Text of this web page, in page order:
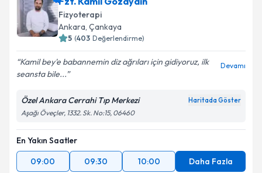
Fizyoterapi
Ankara, Çankaya
5 (403 Değerlendirme)
Kamil bey'e babannemin diz ağrıları için gidiyoruz, ilk
seansta bile...
Devamı
Özel Ankara Cerrahi Tıp Merkezi Haritada Göster
Aşağı Öveçler, 1332. Sk. No:15, 06460
En Yakın Saatler
09:00
09:30 10:00 Daha Fazla